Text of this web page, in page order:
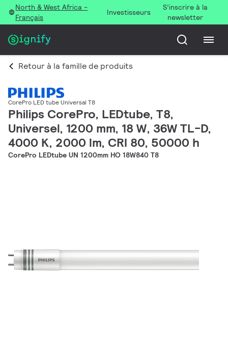
North & West Africa -
Français
Investisseurs
S’inscrire à la
newsletter
Retour à la famille de produits
CorePro LED tube Universal T8
Philips CorePro, LEDtube, T8,
Universel, 1200 mm, 18 W, 36W TL-D,
4000 K, 2000 lm, CRI 80, 50000 h
CorePro LEDtube UN 1200mm HO 18W840 T8